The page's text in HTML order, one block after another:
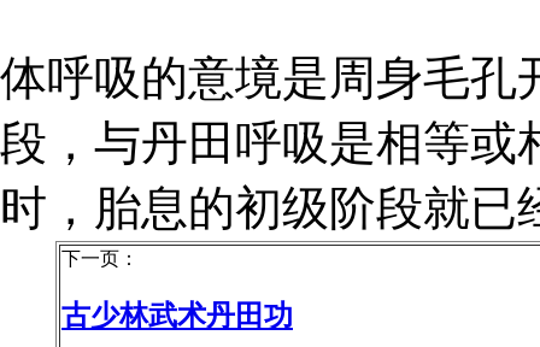
体呼吸的意境是周身毛孔
段，与丹田呼吸是相等或
时，胎息的初级阶段就已
下一页：
古少林武术丹田功